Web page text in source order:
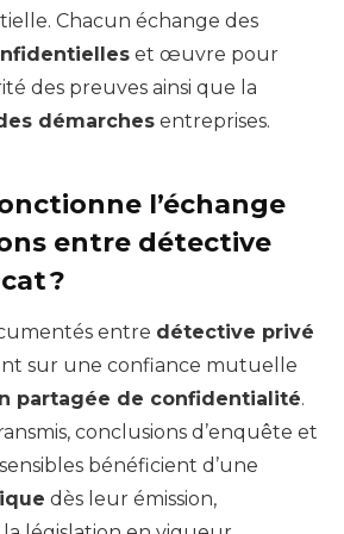
Chacun échange des
et œuvre pour
des preuves ainsi que la
démarches entreprises.
l’échange
entre détective
?
entre détective privé
sur une confiance mutuelle
partagée de confidentialité.
conclusions d’enquête et
bénéficient d’une
dès leur émission,